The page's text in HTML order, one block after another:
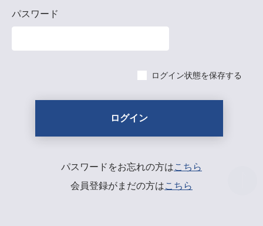
パスワード
ログイン状態を保存する
パスワードをお忘れの方はこちら
会員登録がまだの方はこちら